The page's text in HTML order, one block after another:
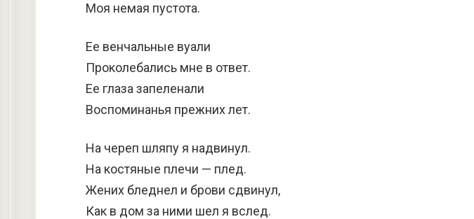
Моя немая пустота.
Ее венчальные вуали
Проколебались мне в ответ.
Ее глаза запеленали
Воспоминанья прежних лет.
На череп шляпу я надвинул.
На костяные плечи — плед.
Жених бледнел и брови сдвинул,
Как в дом за ними шел я вслед.